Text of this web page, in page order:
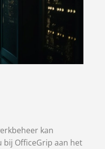
kan
bij OfficeGrip aan het